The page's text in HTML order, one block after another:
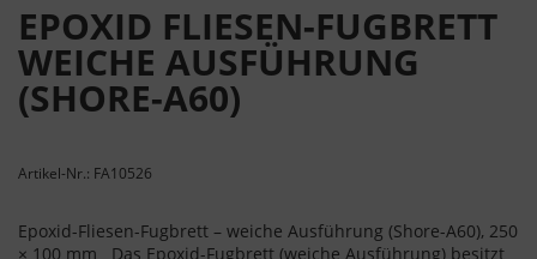
EPOXID FLIESEN-FUGBRETT
WEICHE AUSFÜHRUNG
(SHORE-A60)
Artikel-Nr.: FA10526
Epoxid-Fliesen-Fugbrett – weiche Ausführung (Shore-A60), 250
× 100 mm Das Epoxid-Fugbrett (weiche Ausführung) besitzt